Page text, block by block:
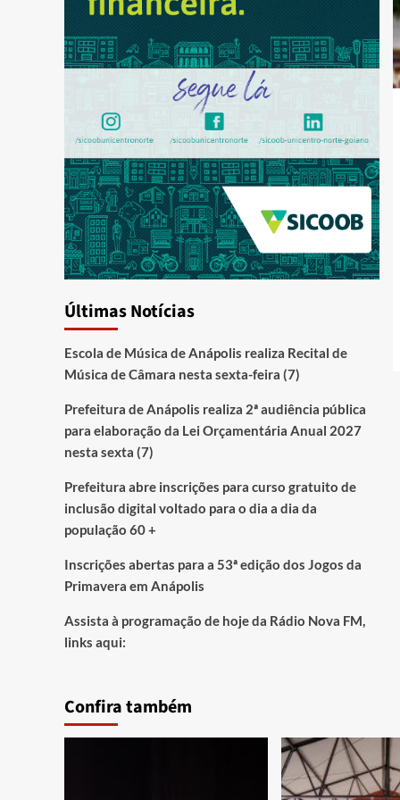
Últimas Notícias
Escola de Música de Anápolis realiza Recital de
Música de Câmara nesta sexta-feira (7)
Prefeitura de Anápolis realiza 2ª audiência pública
para elaboração da Lei Orçamentária Anual 2027
nesta sexta (7)
Prefeitura abre inscrições para curso gratuito de
inclusão digital voltado para o dia a dia da
população 60 +
Inscrições abertas para a 53ª edição dos Jogos da
Primavera em Anápolis
Assista à programação de hoje da Rádio Nova FM,
links aqui:
Confira também